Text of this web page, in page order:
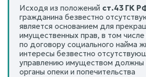
Исходя из положений ст.43 ГК
гражданина безвестно
является основанием для
имущественных прав, в том
по договору социального найма
интересы безвестно
управлению имуществом должны
органы опеки и попечительства